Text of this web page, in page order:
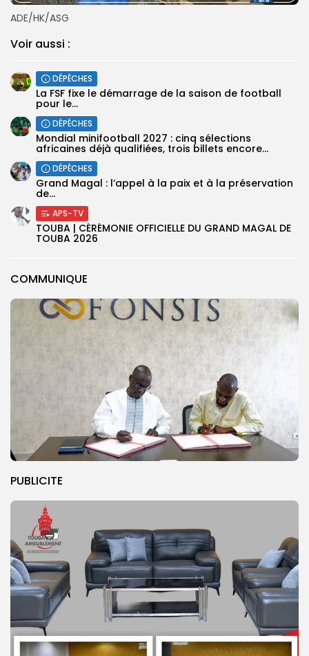
COMMUNIQUE
PUBLICITE
ADE/HK/ASG
Voir aussi :
DÉPÊCHES
‎La FSF fixe le démarrage de la saison de football
pour le...
DÉPÊCHES
‎Mondial minifootball 2027 : cinq sélections
africaines déjà qualifiées, trois billets encore...
DÉPÊCHES
Grand Magal : l’appel à la paix et à la préservation
de...
APS-TV
TOUBA | CÉRÉMONIE OFFICIELLE DU GRAND MAGAL DE
TOUBA 2026